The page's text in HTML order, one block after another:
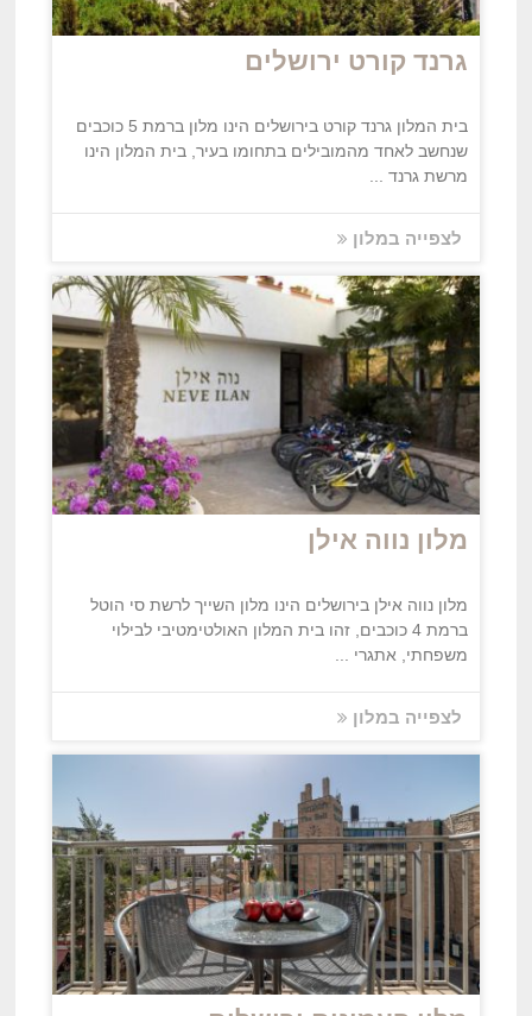
גרנד קורט ירושלים
בית המלון גרנד קורט בירושלים הינו מלון ברמת 5 כוכבים
שנחשב לאחד מהמובילים בתחומו בעיר, בית המלון הינו
מרשת גרנד ...
לצפייה במלון
מלון נווה אילן
מלון נווה אילן בירושלים הינו מלון השייך לרשת סי הוטל
ברמת 4 כוכבים, זהו בית המלון האולטימטיבי לבילוי
משפחתי, אתגרי ...
לצפייה במלון